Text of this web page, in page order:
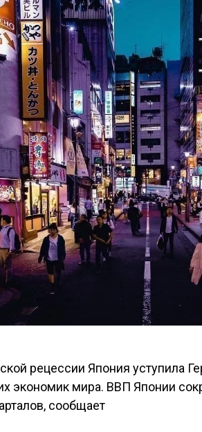
рецессии Япония уступила
экономик мира. ВВП Японии
сообщает